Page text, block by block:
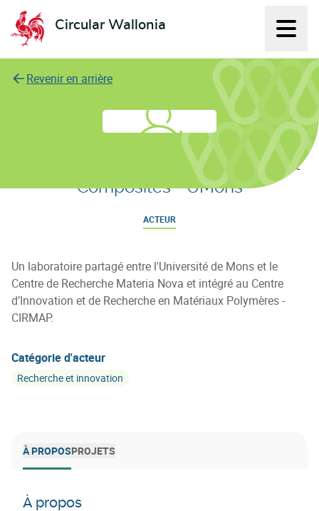
Circular Wallonia
L'économie circulaire
Revenir en arrière
Service des Matériaux Polymères et
Composites - UMons
ACTEUR
Un laboratoire partagé entre l'Université de Mons et le
Centre de Recherche Materia Nova et intégré au Centre
d’Innovation et de Recherche en Matériaux Polymères -
CIRMAP.
Catégorie d'acteur
Recherche et innovation
À PROPOSPROJETS
À propos